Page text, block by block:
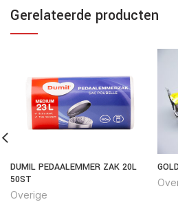
Gerelateerde producten
DUMIL PEDAALEMMER ZAK 20L
50ST
Overige